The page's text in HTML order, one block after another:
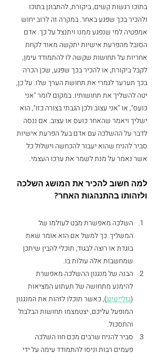
בתוכו רגשות קשים, ביקורת, להתבונן בתוכו
ולהכיר בכך שפגע באחר. במקרה זה לרוב יחוש
אמפטיה למי שנפגע ממנו ויתנצל על כך. אדם
הסובל מהפרעת אישיות יתקשה מאוד לקחת
אחריות על תחושות שקשה לו להתמודד עימן,
לקבל ביקורת, או להכיר בכך שפגע, שכן הכרה
בכך תערער לגמרי את תחושת הערך שלו. על כן,
יטה להשליך את תחושותיו. במקום לומר "אני
כועס", או "אני עצוב ולכן הגבתי בצורה כזו", הוא
ישליך ויאמר שהאחר כועס או עצוב. אם ננסה
לדבר על ההשלכה עם אדם בעל הפרעת אישיות
סביר להניח שהוא יעבור להכחשה וישלול כל
אשר נאמר על מנת לשמר את ערכו העצמי.
למה חשוב להכיר את המושג השלכה
ולזהותו בהתנהגות האחר?
השלכה מאפשרת מבט לעולמו של
המשליך. כך למשל אם הוא אומר שאת
בוגדת או רוצה לבגוד, תוכלי להבין שיתכן
שמחשבות אלה עולות בו.
הבנה של מנגנון ההשלכה מאפשרת
להימנע מתחושה של תעתוע המציאות
(גזלייטינג), כאשר תוכלו לזהות את המנגנון
המופעל עליכם, יצטמצמו תחושות הבלבול
והתסכול.
סביר להניח שרבים מכם חוו השלכה
פעמים רבות וניסו להתמודד עימה על ידי